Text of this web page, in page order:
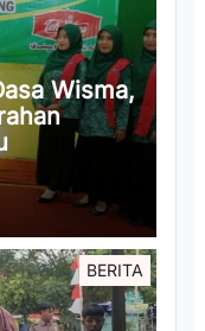
Wisma,
BERITA